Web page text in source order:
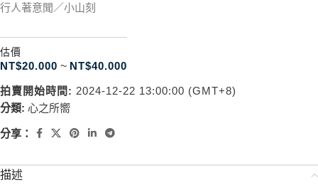
行人著意聞／小山刻
估價
NT$20.000 ~ NT$40.000
拍賣開始時間: 2024-12-22 13:00:00 (GMT+8)
分類: 心之所嚮
分享：
描述